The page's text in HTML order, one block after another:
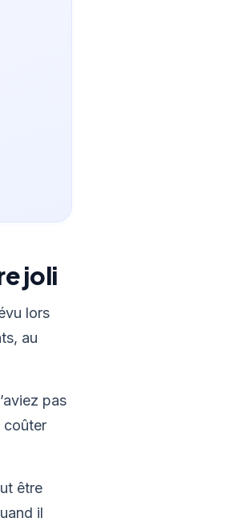
joli
lors
au
pas
coûter
être
il